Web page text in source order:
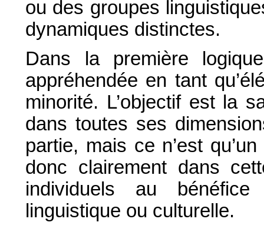
ou des groupes
dynamiques distinctes.
Dans la première
appréhendée en tant
minorité. L’objectif est la
dans toutes ses
partie, mais ce n’est
donc clairement dans
individuels au
linguistique ou culturelle.